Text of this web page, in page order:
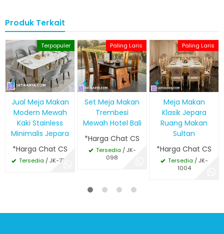
Produk Terkait
Terpopuler
Jual Meja Makan
Modern Mewah
Kaki Stainless
Minimalis Jepara
*Harga Chat CS
Tersedia / JK-770
Paling Laris
Set Meja Makan
Trembesi
Mewah Hotel Bali
*Harga Chat CS
Tersedia / JK-
098
Paling Laris
Meja Makan
Klasik Jepara
Ruang Makan
Sultan
*Harga Chat CS
Tersedia / JK-
1004